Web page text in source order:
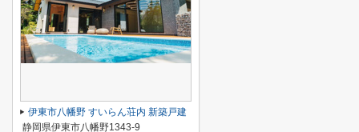
伊東市八幡野 すいらん荘内 新築戸建
静岡県伊東市八幡野1343-9